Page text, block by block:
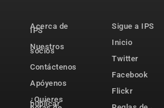
Acerca de
IPS
Nuestros
socios
Contáctenos
Apóyenos
¿Quieres
publicar
Sigue a IPS
Inicio
Twitter
Facebook
Flickr